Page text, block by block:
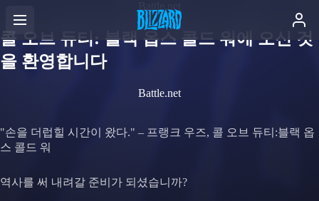
콜 오브 듀티: 블랙 옵스 콜드 워에 오신 것
을 환영합니다
Battle.net
"손을 더럽힐 시간이 왔다." – 프랭크 우즈, 콜 오브 듀티:블랙 옵
스 콜드 워
역사를 써 내려갈 준비가 되셨습니까?